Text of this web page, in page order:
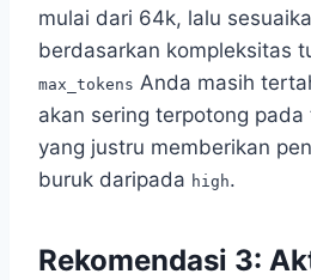
mulai dari 64k, lalu
berdasarkan kompleksitas
max_tokens Anda masih
akan sering terpotong pada
yang justru memberikan
buruk daripada high.
Rekomendasi 3: